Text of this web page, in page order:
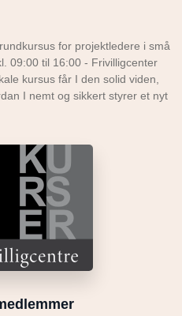
for projektledere i små
09:00 til 16:00 - Frivilligcenter
kursus får I den solid viden,
I nemt og sikkert styrer et nyt